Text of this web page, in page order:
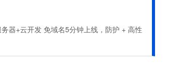
器+云开发 免域名5分钟上线，防护 + 高性